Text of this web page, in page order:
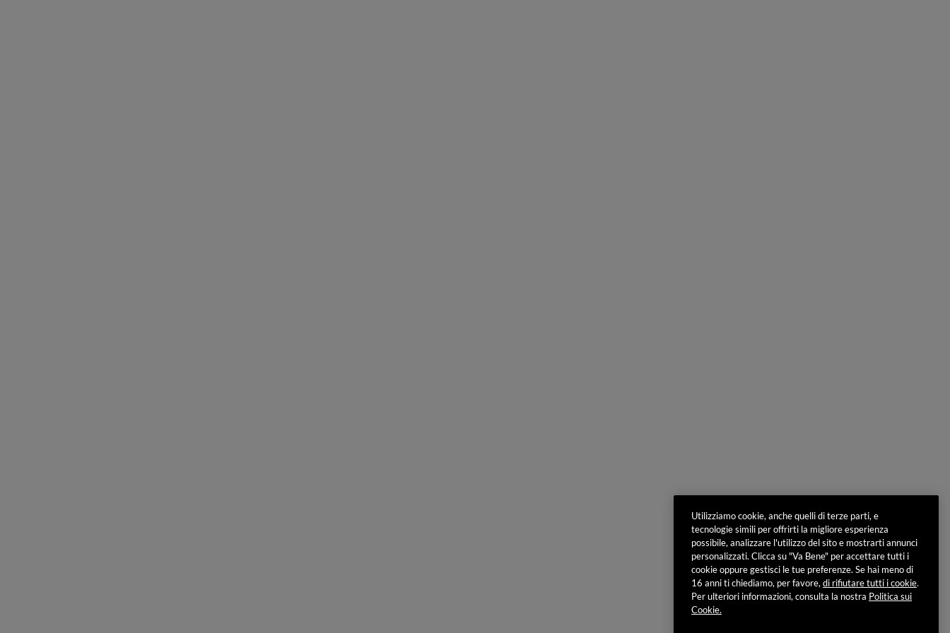
Utilizziamo cookie, anche quelli di terze parti, e
tecnologie simili per offrirti la migliore esperienza
possibile, analizzare l'utilizzo del sito e mostrarti annunci
personalizzati. Clicca su "Va Bene" per accettare tutti i
cookie oppure gestisci le tue preferenze. Se hai meno di
16 anni ti chiediamo, per favore, di rifiutare tutti i cookie.
Per ulteriori informazioni, consulta la nostra Politica sui
Cookie.